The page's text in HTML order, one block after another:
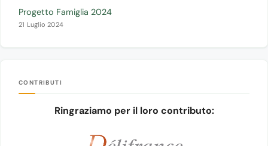
Progetto Famiglia 2024
21 Luglio 2024
CONTRIBUTI
Ringraziamo per il loro contributo: